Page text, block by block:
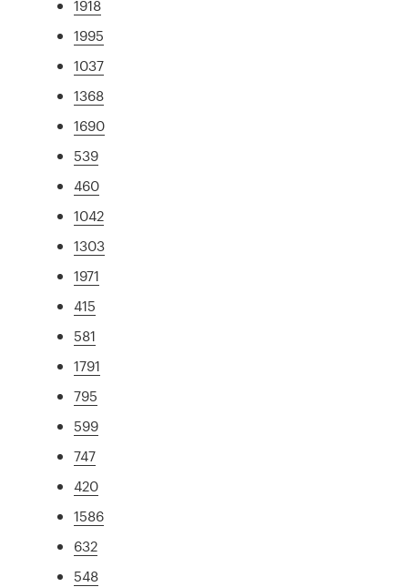
1918
1995
1037
1368
1690
539
460
1042
1303
1971
415
581
1791
795
599
747
420
1586
632
548